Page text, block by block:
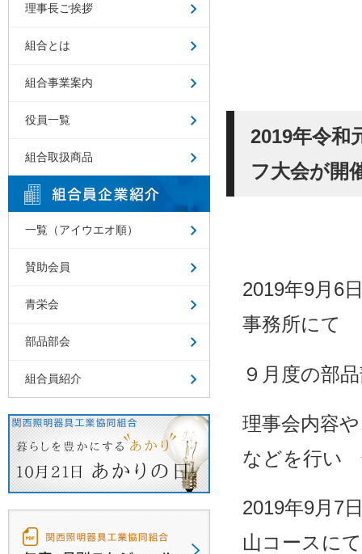
2019年令
フ大会が開
2019年9月6
事務所にて
９月度の部
理事会内容
などを行い
2019年9月7
山コースにて
理事長ご挨拶
組合とは
組合事業案内
役員一覧
組合取扱商品
一覧（アイウエオ順）
賛助会員
青栄会
部品部会
組合員紹介